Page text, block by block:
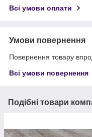
Всі умови оплати
Умови повернення
Повернення товару
Всі умови повернення
Подібні товари